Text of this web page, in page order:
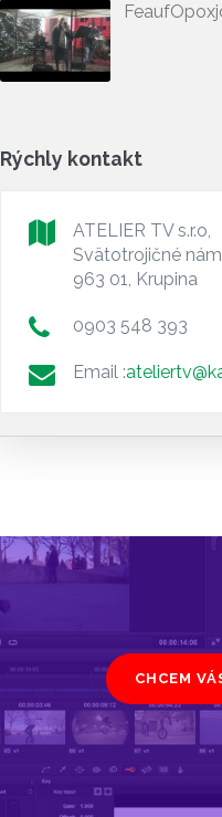
Rýchly kontakt
ATELIER TV s.r.o,
Svätotrojičné
963 01, Krupina
0903 548 393
Email :
CHCEM